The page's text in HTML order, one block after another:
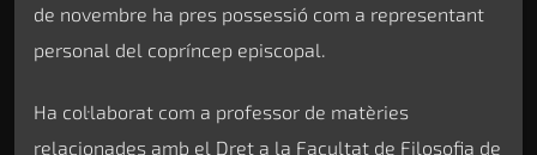
de novembre ha pres possessió com a representant
personal del copríncep episcopal.
Ha col·laborat com a professor de matèries
relacionades amb el Dret a la Facultat de Filosofia de